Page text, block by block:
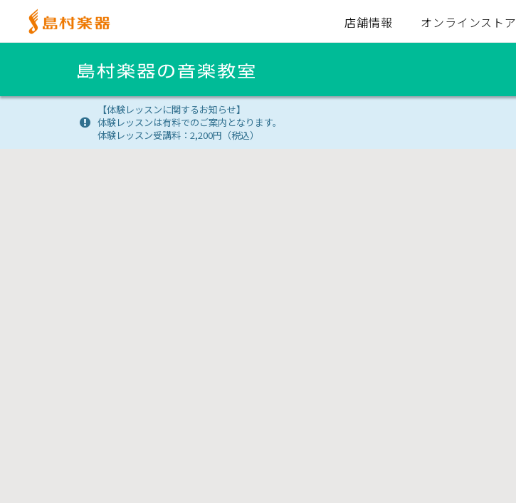
店舗情報 オンラインストア
【体験レッスンに関するお知らせ】
体験レッスンは有料でのご案内となります。
体験レッスン受講料：2,200円（税込）